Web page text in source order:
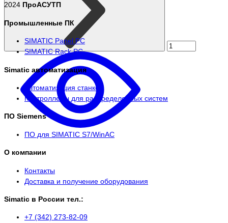
2024 ПроАСУТП
Промышленные ПК
SIMATIC Panel PС
SIMATIC Rack PC
Simatic автоматизация
Автоматизация станков
Контроллеры для распределенных систем
ПО Siemens
ПО для SIMATIC S7/WinAC
О компании
Контакты
Доставка и получение оборудования
Simatic в России тел.:
+7 (342) 273-82-09